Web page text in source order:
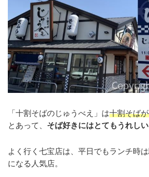
「十割そばのじゅうべえ」は十割そば
とあって、 そば好きにはとてもうれし
よく行く七宝店は、平日でもランチ時
になる人気店。